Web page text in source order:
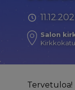
Salon
Kirkkokatu
Tervetuloa!